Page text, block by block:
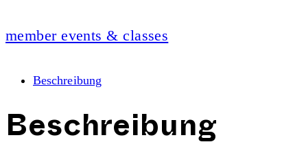
member events & classes
Beschreibung
Beschreibung